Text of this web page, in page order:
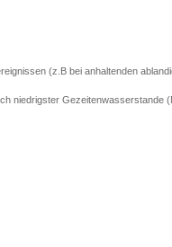
(z.B bei anhaltenden
niedrigster Gezeitenwasserstande